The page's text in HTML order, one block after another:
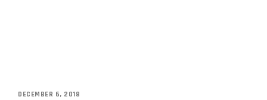
DECEMBER 6, 2018